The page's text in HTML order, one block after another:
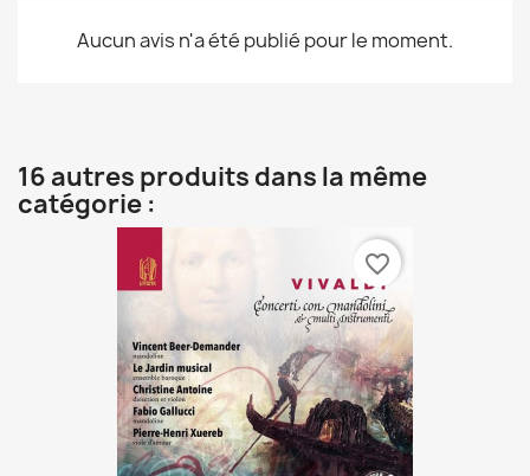
Aucun avis n'a été publié pour le moment.
16 autres produits dans la même
catégorie :
favorite_border